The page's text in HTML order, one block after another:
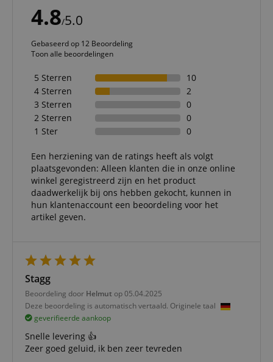
4.8/5.0
Gebaseerd op 12 Beoordeling
Toon alle beoordelingen
5 Sterren
10
4 Sterren
2
3 Sterren
0
2 Sterren
0
1 Ster
0
Een herziening van de ratings heeft als volgt
plaatsgevonden: Alleen klanten die in onze online
winkel geregistreerd zijn en het product
daadwerkelijk bij ons hebben gekocht, kunnen in
hun klantenaccount een beoordeling voor het
artikel geven.
Stagg
Beoordeling door Helmut op 05.04.2025
Deze beoordeling is automatisch vertaald. Originele taal
geverifieerde aankoop
Snelle levering 👍
Zeer goed geluid, ik ben zeer tevreden